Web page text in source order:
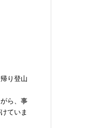
り登山
ら、事
ていま